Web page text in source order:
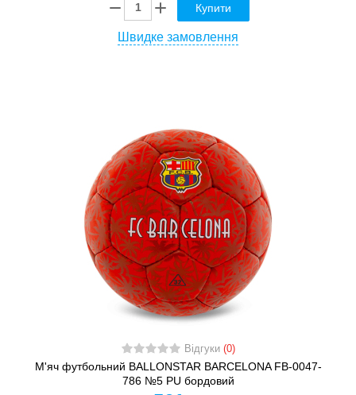
Купити
Швидке замовлення
Відгуки (0)
М'яч футбольний BALLONSTAR BARCELONA FB-0047-
786 №5 PU бордовий